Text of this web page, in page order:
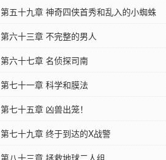
第五十九章 神奇四侠首秀和乱入的小蜘蛛
第六十三章 不完整的男人
第六十七章 名侦探司南
第七十一章 科学和膜法
第七十五章 凶兽出笼！
第七十九章 终于到达的X战警